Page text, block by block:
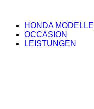
HONDA MODELLE
OCCASION
LEISTUNGEN